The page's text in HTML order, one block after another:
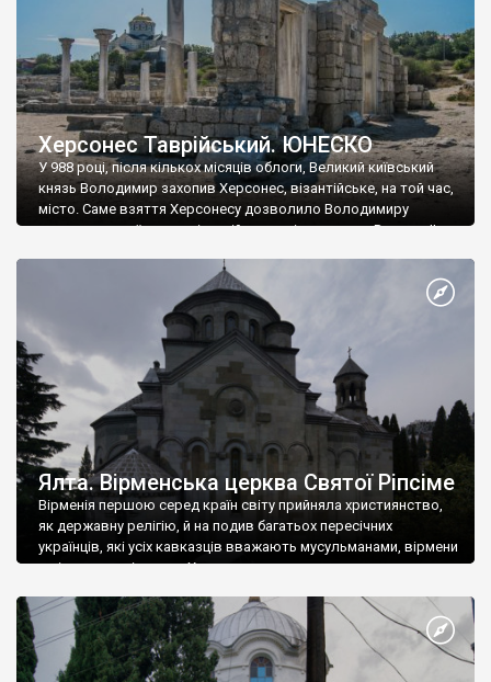
Херсонес Таврійський. ЮНЕСКО
У 988 році, після кількох місяців облоги, Великий київський
князь Володимир захопив Херсонес, візантійське, на той час,
місто. Саме взяття Херсонесу дозволило Володимиру
диктувати свої умови візантійському імператору Василю ІІ, та
Херсонесі Володимир-язичник, став Василем-християнином.
А потім було Хрещення Русі. На честь Херсонесу Таврійського
Ялта. Вірменська церква Святої Ріпсіме
Вірменія першою серед країн світу прийняла християнство,
як державну релігію, й на подив багатьох пересічних
українців, які усіх кавказців вважають мусульманами, вірмени
є відданими вірянами Христа